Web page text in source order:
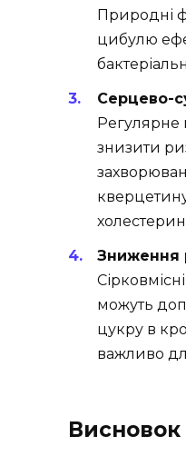
Природні
цибулю
Серцево-
Регулярне
знизити
Зниження
можуть
цукру в
важливо
Висновок